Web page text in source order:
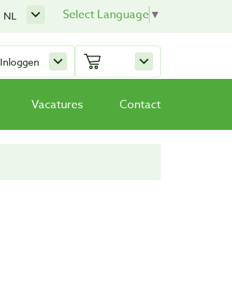
Select Language▼
NL
Inloggen
Vacatures Contact